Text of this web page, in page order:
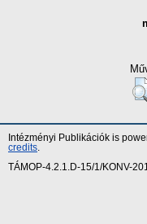
Intézményi Publikációk is
credits
TÁMOP-4.2.1.D-15/1/KONV-